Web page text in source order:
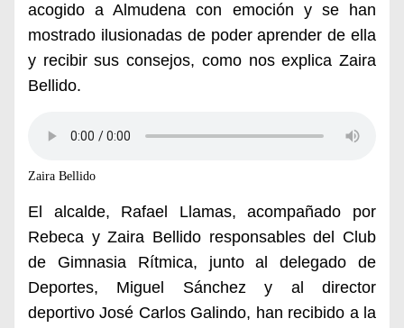
acogido a Almudena con emoción y se han
mostrado ilusionadas de poder aprender de ella
y recibir sus consejos, como nos explica Zaira
Bellido.
Zaira Bellido
El alcalde, Rafael Llamas, acompañado por
Rebeca y Zaira Bellido responsables del Club
de Gimnasia Rítmica, junto al delegado de
Deportes, Miguel Sánchez y al director
deportivo José Carlos Galindo, han recibido a la